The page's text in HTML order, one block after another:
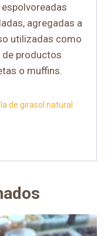
agregadas a
utilizadas como
de productos
o muffins.
de girasol natural